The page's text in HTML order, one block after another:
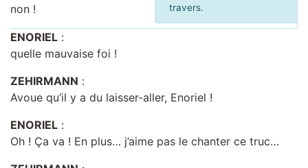
travers.
non !
ENORIEL :
quelle mauvaise foi !
ZEHIRMANN :
Avoue qu’il y a du laisser-aller, Enoriel !
ENORIEL :
Oh ! Ça va ! En plus… j’aime pas le chanter ce truc…